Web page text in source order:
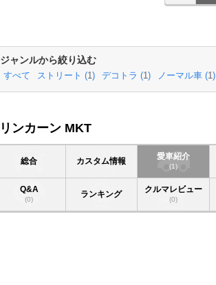
ジャンルから絞り込む
すべて ストリート (1) デコトラ (1) ノーマル車 (1)
リンカーン MKT
総合 カスタム情報
愛車紹介
(1)
Q&A
(0) ランキング
クルマレビュー
(0)